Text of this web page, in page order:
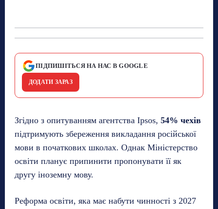
ПІДПИШІТЬСЯ НА НАС В GOOGLE
ДОДАТИ ЗАРАЗ
Згідно з опитуванням агентства Ipsos, 54% чехів
підтримують збереження викладання російської
мови в початкових школах. Однак Міністерство
освіти планує припинити пропонувати її як
другу іноземну мову.
Реформа освіти, яка має набути чинності з 2027